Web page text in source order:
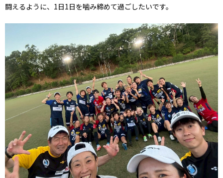
闘えるように、1日1日を噛み締めて過ごしたいです。